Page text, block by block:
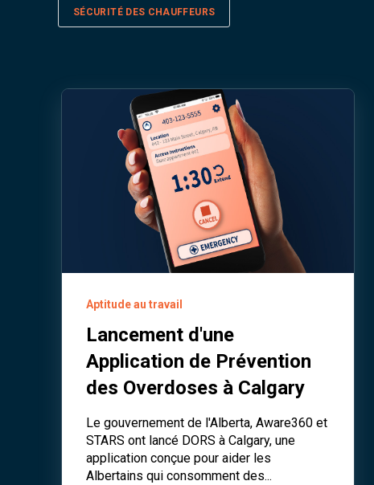
SÉCURITÉ DES CHAUFFEURS
Aptitude au travail
Lancement d'une
Application de Prévention
des Overdoses à Calgary
Le gouvernement de l'Alberta, Aware360 et
STARS ont lancé DORS à Calgary, une
application conçue pour aider les
Albertains qui consomment des...